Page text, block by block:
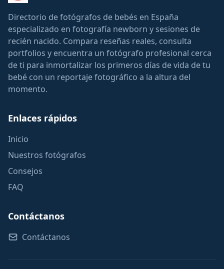
Directorio de fotógrafos de bebés en España
especializado en fotografía newborn y sesiones de
recién nacido. Compara reseñas reales, consulta
portfolios y encuentra un fotógrafo profesional cerca
de ti para inmortalizar los primeros días de vida de tu
bebé con un reportaje fotográfico a la altura del
momento.
Enlaces rápidos
Inicio
Nuestros fotógrafos
Consejos
FAQ
Contáctanos
Contáctanos